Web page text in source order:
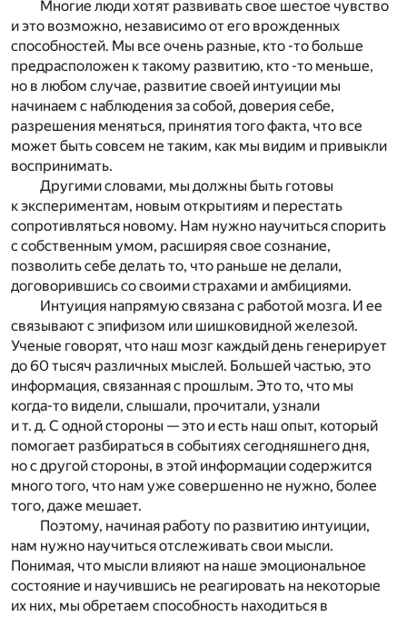
Многие люди хотят развивать свое шестое чувство
и это возможно, независимо от его врожденных
способностей. Мы все очень разные, кто -то больше
предрасположен к такому развитию, кто -то меньше,
но в любом случае, развитие своей интуиции мы
начинаем с наблюдения за собой, доверия себе,
разрешения меняться, принятия того факта, что все
может быть совсем не таким, как мы видим и привыкли
воспринимать.
Другими словами, мы должны быть готовы
к экспериментам, новым открытиям и перестать
сопротивляться новому. Нам нужно научиться спорить
с собственным умом, расширяя свое сознание,
позволить себе делать то, что раньше не делали,
договорившись со своими страхами и амбициями.
Интуиция напрямую связана с работой мозга. И ее
связывают с эпифизом или шишковидной железой.
Ученые говорят, что наш мозг каждый день генерирует
до 60 тысяч различных мыслей. Большей частью, это
информация, связанная с прошлым. Это то, что мы
когда-то видели, слышали, прочитали, узнали
и т. д. С одной стороны — это и есть наш опыт, который
помогает разбираться в событиях сегодняшнего дня,
но с другой стороны, в этой информации содержится
много того, что нам уже совершенно не нужно, более
того, даже мешает.
Поэтому, начиная работу по развитию интуиции,
нам нужно научиться отслеживать свои мысли.
Понимая, что мысли влияют на наше эмоциональное
состояние и научившись не реагировать на некоторые
их них, мы обретаем способность находиться в